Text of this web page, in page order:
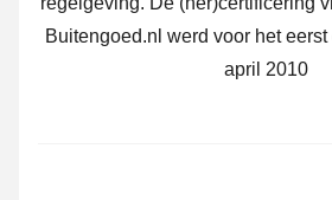
Buitengoed.nl werd voor het
april 2010